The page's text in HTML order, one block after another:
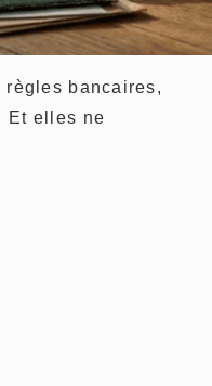
bancaires,
Et elles ne